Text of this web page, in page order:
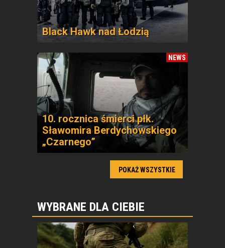
Black Hawk nad Łodzią
NEWS
10. rocznica śmierci płk.
Sławomira Berdychowskiego
„Czarnego”
POKAŻ WSZYSTKIE
WYBRANE DLA CIEBIE